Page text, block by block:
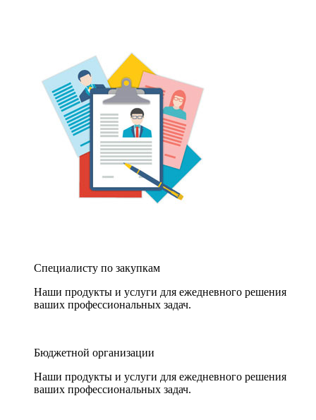
Специалисту по закупкам
Наши продукты и услуги для ежедневного решения
ваших профессиональных задач.
Бюджетной организации
Наши продукты и услуги для ежедневного решения
ваших профессиональных задач.